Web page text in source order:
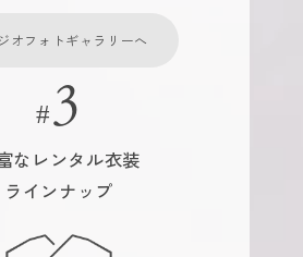
オフォトギャラリーへ
なレンタル衣装
ラインナップ